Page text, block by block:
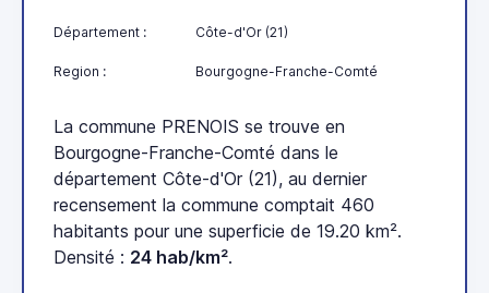
Département : Côte-d'Or (21)
Region : Bourgogne-Franche-Comté
La commune PRENOIS se trouve en
Bourgogne-Franche-Comté dans le
département Côte-d'Or (21), au dernier
recensement la commune comptait 460
habitants pour une superficie de 19.20 km².
Densité : 24 hab/km².